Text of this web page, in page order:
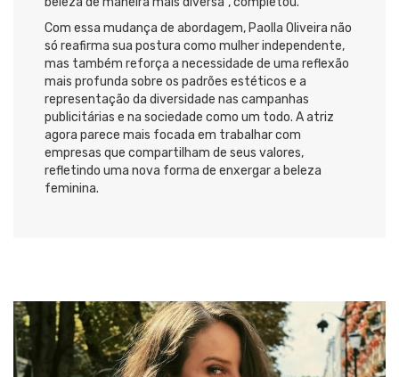
Com essa mudança de abordagem, Paolla Oliveira não
só reafirma sua postura como mulher independente,
mas também reforça a necessidade de uma reflexão
mais profunda sobre os padrões estéticos e a
representação da diversidade nas campanhas
publicitárias e na sociedade como um todo. A atriz
agora parece mais focada em trabalhar com
empresas que compartilham de seus valores,
refletindo uma nova forma de enxergar a beleza
feminina.